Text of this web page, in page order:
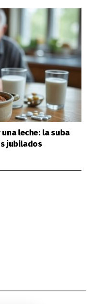
leche: la suba
jubilados